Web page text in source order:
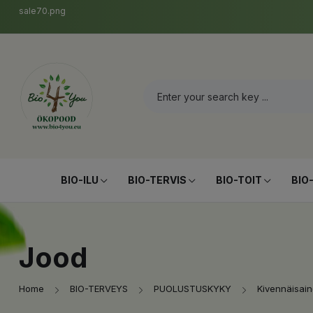
sale70.png
BIO-ILU BIO-TERVIS BIO-TOIT
Jood
Home BIO-TERVEYS PUOLUSTUSKYKY